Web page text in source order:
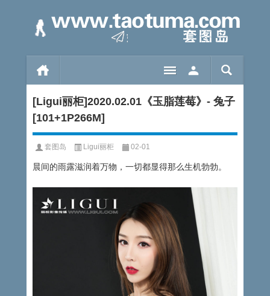
[Ligui丽柜]2020.02.01《玉脂莲莓》- 兔子
[101+1P266M]
套图岛 Ligui丽柜 02-01
晨间的雨露滋润着万物，一切都显得那么生机勃勃。